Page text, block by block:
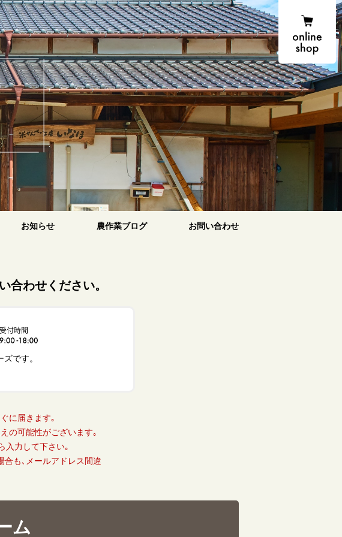
お知らせ 農作業ブログ お問い合わせ
合わせください。
ズです。
に届きます｡
の可能性がございます｡
入力して下さい｡
合も､メールアドレス間違
ム